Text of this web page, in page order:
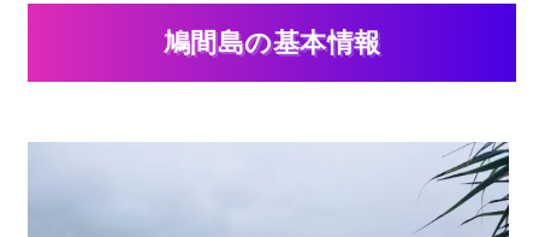
鳩間島の基本情報